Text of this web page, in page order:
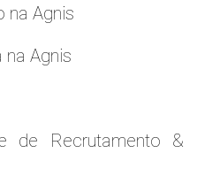
na Agnis
Agnis
de Recrutamento &